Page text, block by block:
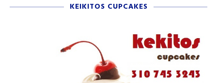
KEIKITOS CUPCAKES